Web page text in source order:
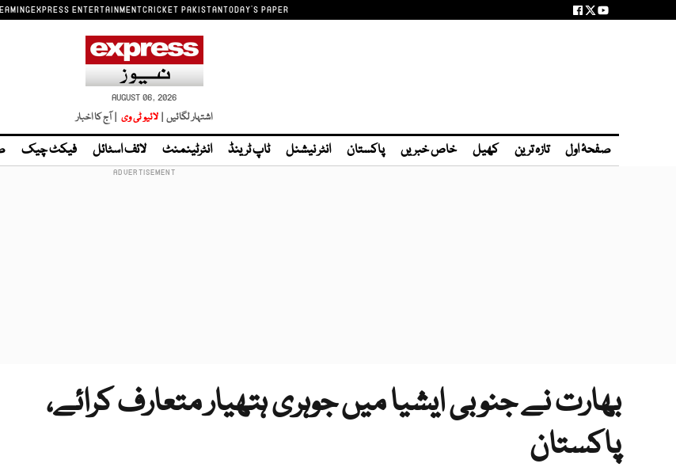
EXPRESS ENTERTAINMENTCRICKET PAKISTANTODAY'S PAPER
AUGUST 06, 2026
اشتہار لگائیں | لائیو ٹی وی | آج کا اخبار
صفحۂ اول تازہ ترین کھیل خاص خبریں پاکستان انٹر نیشنل ٹاپ ٹرینڈ انٹرٹینمنٹ لائف اسٹائل فیکٹ چیک
بھارت نے جنوبی ایشیا میں جوہری ہتھیار متعارف کرائے،
پاکستان